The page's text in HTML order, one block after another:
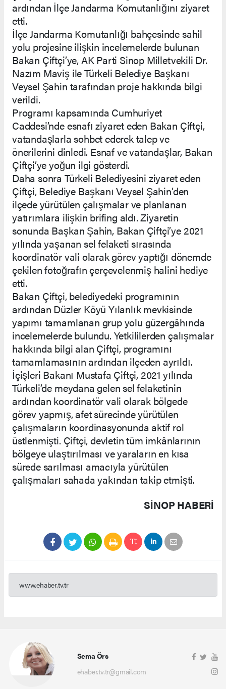
ardından İlçe Jandarma Komutanlığını ziyaret
etti.
İlçe Jandarma Komutanlığı bahçesinde sahil
yolu projesine ilişkin incelemelerde bulunan
Bakan Çiftçi’ye, AK Parti Sinop Milletvekili Dr.
Nazım Maviş ile Türkeli Belediye Başkanı
Veysel Şahin tarafından proje hakkında bilgi
verildi.
Programı kapsamında Cumhuriyet
Caddesi’nde esnafı ziyaret eden Bakan Çiftçi,
vatandaşlarla sohbet ederek talep ve
önerilerini dinledi. Esnaf ve vatandaşlar, Bakan
Çiftçi’ye yoğun ilgi gösterdi.
Daha sonra Türkeli Belediyesini ziyaret eden
Çiftçi, Belediye Başkanı Veysel Şahin’den
ilçede yürütülen çalışmalar ve planlanan
yatırımlara ilişkin brifing aldı. Ziyaretin
sonunda Başkan Şahin, Bakan Çiftçi’ye 2021
yılında yaşanan sel felaketi sırasında
koordinatör vali olarak görev yaptığı dönemde
çekilen fotoğrafın çerçevelenmiş halini hediye
etti.
Bakan Çiftçi, belediyedeki programının
ardından Düzler Köyü Yılanlık mevkisinde
yapımı tamamlanan grup yolu güzergâhında
incelemelerde bulundu. Yetkililerden çalışmalar
hakkında bilgi alan Çiftçi, programını
tamamlamasının ardından ilçeden ayrıldı.
İçişleri Bakanı Mustafa Çiftçi, 2021 yılında
Türkeli’de meydana gelen sel felaketinin
ardından koordinatör vali olarak bölgede
görev yapmış, afet sürecinde yürütülen
çalışmaların koordinasyonunda aktif rol
üstlenmişti. Çiftçi, devletin tüm imkânlarının
bölgeye ulaştırılması ve yaraların en kısa
sürede sarılması amacıyla yürütülen
çalışmaları sahada yakından takip etmişti.
SINOP HABERİ
www.ehaber.tv.tr
Sema Örs
ehaber.tv.tr@gmail.com